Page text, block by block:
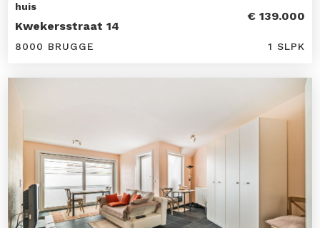
huis
Kwekersstraat 14
€ 139.000
8000 BRUGGE 1 SLPK